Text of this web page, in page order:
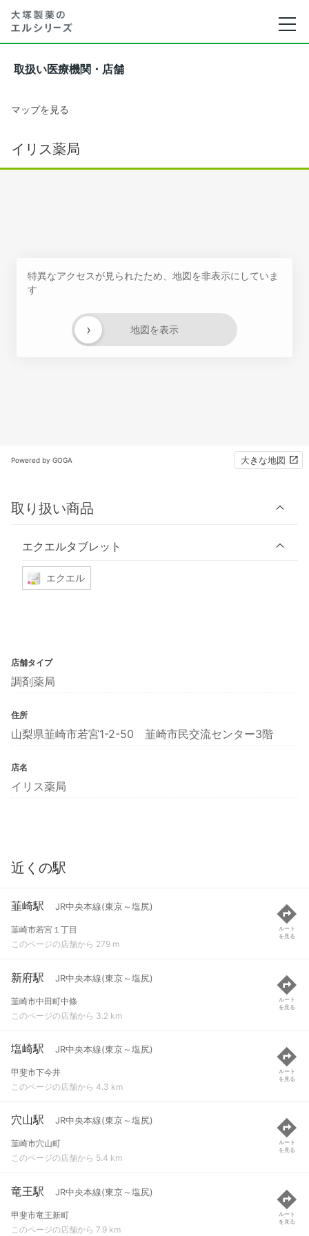
取扱い医療機関・店舗
マップを見る
イリス薬局
特異なアクセスが見られたため、地図を非表示にしていま
す
地図を表示
›
Powered by GOGA 大きな地図
取り扱い商品
エクエルタブレット
エクエル
店舗タイプ
調剤薬局
住所
山梨県韮崎市若宮1-2-50 韮崎市民交流センター3階
店名
イリス薬局
近くの駅
韮崎駅 JR中央本線(東京～塩尻)
韮崎市若宮１丁目
このページの店舗から 279 m
ルート
を見る
新府駅 JR中央本線(東京～塩尻)
韮崎市中田町中條
このページの店舗から 3.2 km
ルート
を見る
塩崎駅 JR中央本線(東京～塩尻)
甲斐市下今井
このページの店舗から 4.3 km
ルート
を見る
穴山駅 JR中央本線(東京～塩尻)
韮崎市穴山町
このページの店舗から 5.4 km
ルート
を見る
竜王駅 JR中央本線(東京～塩尻)
甲斐市竜王新町
このページの店舗から 7.9 km
ルート
を見る